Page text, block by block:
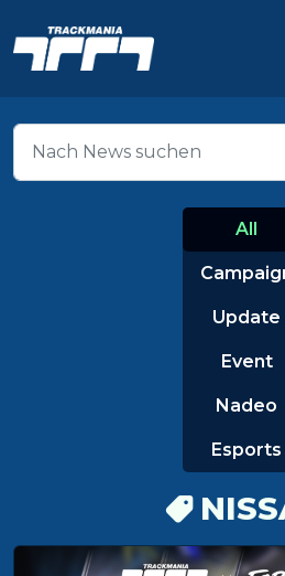
All
Update
Event
Nadeo
Esports